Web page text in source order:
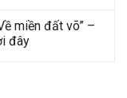
miền đất võ” –
đây